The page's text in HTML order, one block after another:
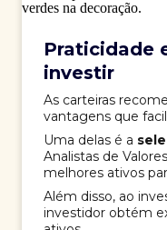
Praticidade
investir
As carteiras
vantagens que
Uma delas é a
Analistas de
melhores ativos
Além disso, ao
investidor obtém